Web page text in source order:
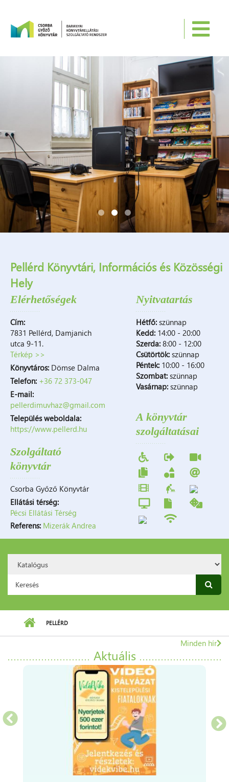
Pellérd Könyvtári, Információs és Közösségi
Hely
Elérhetőségek
Cím:
7831 Pellérd, Damjanich
utca 9-11.
Térkép >>
Pellérd,
utca
9-
11.
Könyvtáros: Dömse Dalma
Telefon: +36 72 373-047
E-mail:
pellerdimuvhaz@gmail.com
Település weboldala:
https://www.pellerd.hu
Szolgáltató
könyvtár
Csorba Győző Könyvtár
Ellátási térség:
Pécsi Ellátási Térség
Referens: Mizerák Andrea
Nyitvatartás
Hétfő: szünnap
Kedd: 14:00 - 20:00
Szerda: 8:00 - 12:00
Csütörtök: szünnap
Péntek: 10:00 - 16:00
Szombat: szünnap
Vasárnap:szünnap
A könyvtár
szolgáltatásai
Option:
Keresés űrlap
PELLÉRD
Aktuális
Minden hír